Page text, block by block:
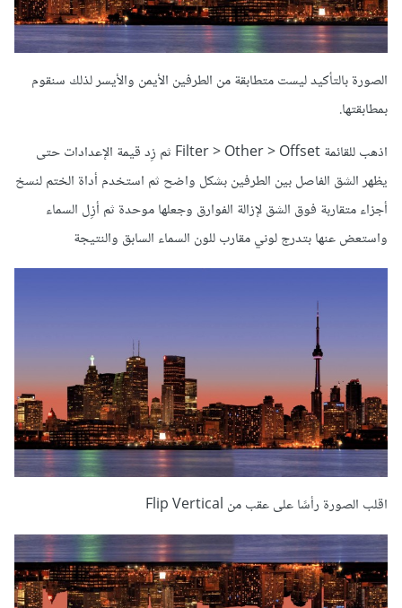
الصورة بالتأكيد ليست متطابقة من الطرفين الأيمن والأيسر لذلك سنقوم
بمطابقتها.
اذهب للقائمة Filter > Other > Offset ثم زِد قيمة الإعدادات حتى
يظهر الشق الفاصل بين الطرفين بشكل واضح ثم استخدم أداة الختم لنسخ
أجزاء متقاربة فوق الشق لإزالة الفوارق وجعلها موحدة ثم أزِل السماء
واستعض عنها بتدرج لوني مقارب للون السماء السابق والنتيجة
اقلب الصورة رأسًا على عقب من Flip Vertical